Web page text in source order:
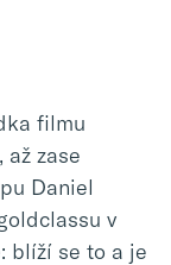
filmu
až zase
Daniel
v
blíží se to a je